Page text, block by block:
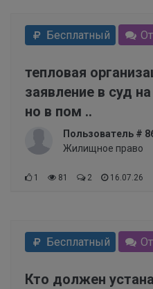
Бесплатный
тепловая
заявление в суд
но в пом ..
Пользователь #
Жилищное право
1 81 2 16.07.26
Бесплатный
Кто должен